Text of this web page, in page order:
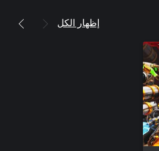
إظهار الكل